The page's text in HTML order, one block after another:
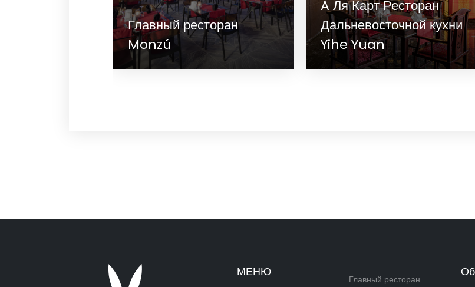
Главный ресторан
Monzú
A Ля Карт Ресторан
Дальневосточной кухни
Yihe Yuan
МЕНЮ
Главный ресторан